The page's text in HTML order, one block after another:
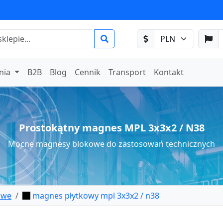
B2B Blog Cennik Transport Kontakt
Prostokątny magnes MPL 3x3x2 / N38
Mocne magnesy blokowe do zastosowań technicznych
magnes płytkowy mpl 3x3x2 / n38